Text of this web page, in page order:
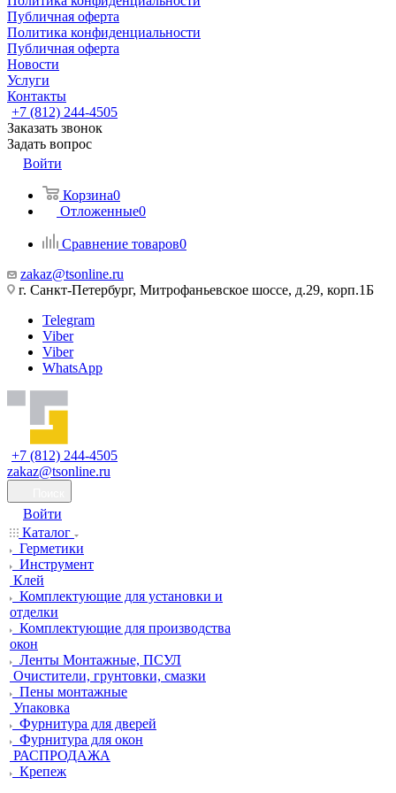
Публичная оферта
Политика конфиденциальности
Публичная оферта
Новости
Услуги
Контакты
+7 (812) 244-4505
Заказать звонок
Задать вопрос
Войти
Корзина0
Отложенные0
Сравнение товаров0
zakaz@tsonline.ru
г. Санкт-Петербург, Митрофаньевское шоссе, д.29, корп.1Б
Telegram
Viber
Viber
WhatsApp
+7 (812) 244-4505
zakaz@tsonline.ru
Войти
Каталог
Герметики
Инструмент
Клей
Комплектующие для установки и
отделки
Комплектующие для производства
окон
Ленты Монтажные, ПСУЛ
Очистители, грунтовки, смазки
Пены монтажные
Упаковка
Фурнитура для дверей
Фурнитура для окон
РАСПРОДАЖА
Крепеж